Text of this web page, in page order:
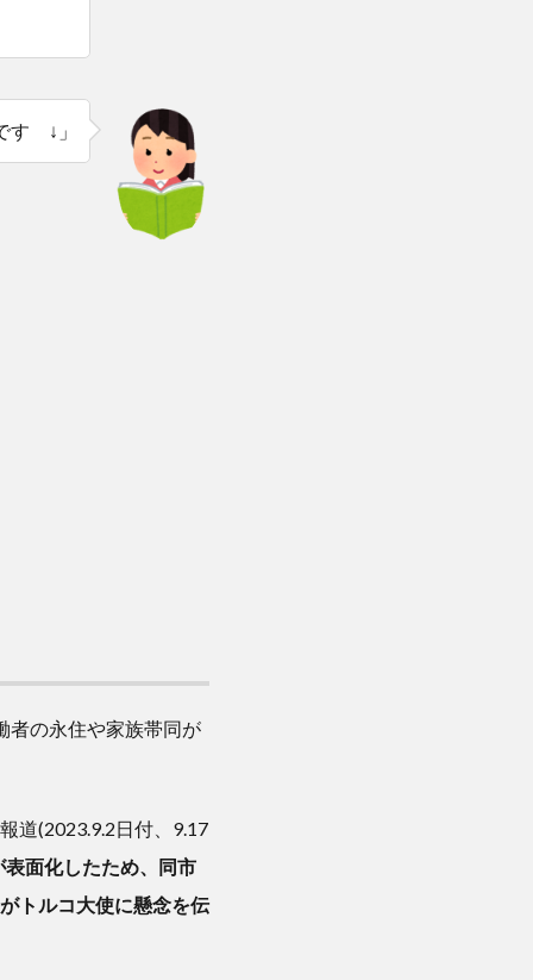
す ↓」
者の永住や家族帯同が
道(2023.9.2日付、9.17
面化したため、同市
トルコ大使に懸念を伝